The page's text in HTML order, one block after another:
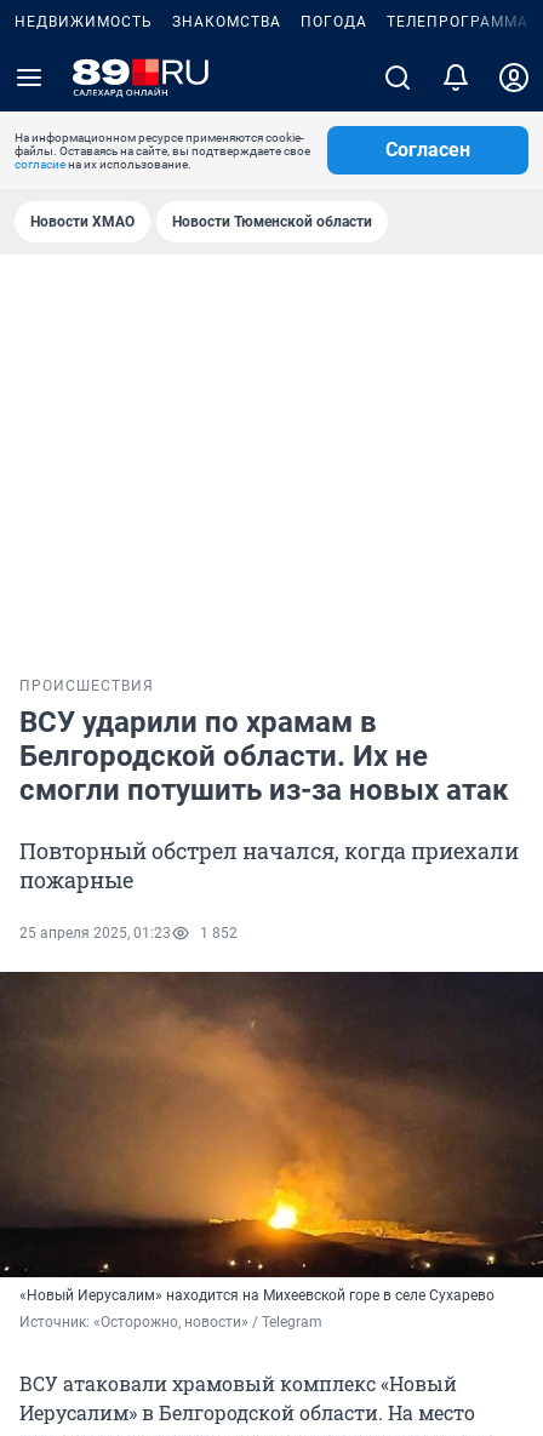
НЕДВИЖИМОСТЬ ЗНАКОМСТВА ПОГОДА ТЕЛЕПРОГРАММА
На информационном ресурсе применяются cookie-
файлы. Оставаясь на сайте, вы подтверждаете свое
согласиена их использование.
Согласен
Новости ХМАО Новости Тюменской области
ПРОИСШЕСТВИЯ
ВСУ ударили по храмам в
Белгородской области. Их не
смогли потушить из-за новых атак
Повторный обстрел начался, когда приехали
пожарные
25 апреля 2025, 01:23 1 852
«Новый Иерусалим» находится на Михеевской горе в селе Сухарево
Источник: «Осторожно, новости» / Telegram
ВСУ атаковали храмовый комплекс «Новый
Иерусалим» в Белгородской области. На место